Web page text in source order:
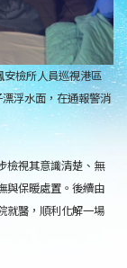
檢所人員巡視港區
浮水面，在通報警消
檢視其意識清楚、無
與保暖處置。後續由
就醫，順利化解一場